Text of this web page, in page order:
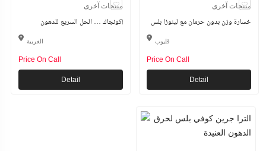
منتجات آخرى
كونجاك … الحل السريع للدهون!
الغربية
Price On Call
Detail
منتجات آخرى
خسارة وزن بدون حرمان مع لينوزا بلس
قليوب
Price On Call
Detail